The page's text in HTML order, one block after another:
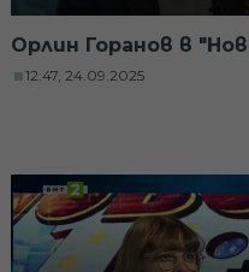
Орлин Горанов в
12:47, 24.09.2025